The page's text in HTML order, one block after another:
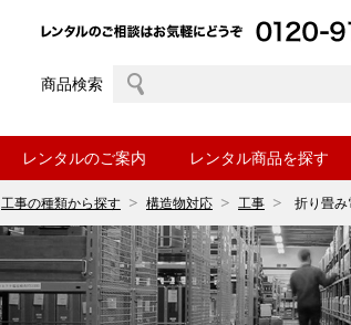
商品検索
レンタルのご案内 レンタル商品を探す
工事の種類から探す 構造物対応 工事 折り畳み